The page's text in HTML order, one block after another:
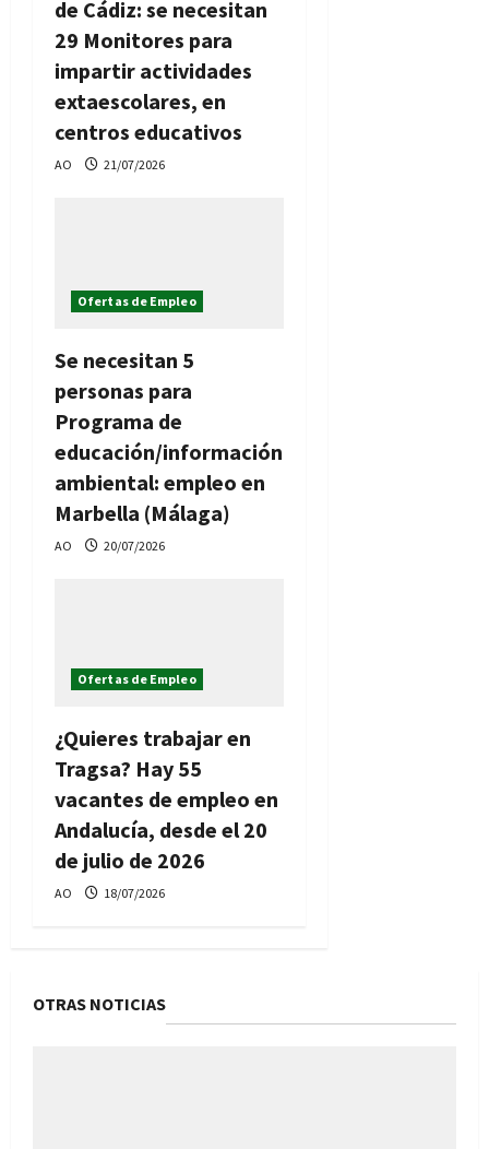
de Cádiz: se necesitan
29 Monitores para
impartir actividades
extaescolares, en
centros educativos
AO 21/07/2026
Ofertas de Empleo
Se necesitan 5
personas para
Programa de
educación/información
ambiental: empleo en
Marbella (Málaga)
AO 20/07/2026
Ofertas de Empleo
¿Quieres trabajar en
Tragsa? Hay 55
vacantes de empleo en
Andalucía, desde el 20
de julio de 2026
AO 18/07/2026
OTRAS NOTICIAS